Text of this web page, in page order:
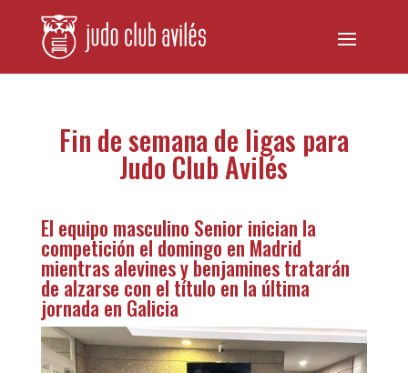
Fin de semana de ligas para
Judo Club Avilés
El equipo masculino Senior inician la
competición el domingo en Madrid
mientras alevines y benjamines tratarán
de alzarse con el título en la última
jornada en Galicia